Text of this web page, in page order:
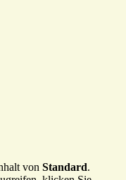
von Standard.